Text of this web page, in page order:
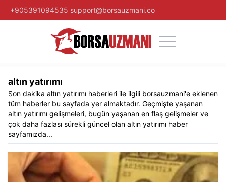
+905391094535 support@borsauzmani.co
altın yatırımı
Son dakika altın yatırımı haberleri ile ilgili borsauzmani'e eklenen
tüm haberler bu sayfada yer almaktadır. Geçmişte yaşanan
altın yatırımı gelişmeleri, bugün yaşanan en flaş gelişmeler ve
çok daha fazlası sürekli güncel olan altın yatırımı haber
sayfamızda...